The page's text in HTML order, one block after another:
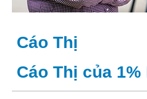
Cáo Thị
Cáo Thị của